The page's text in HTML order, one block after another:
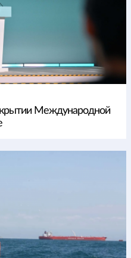
Международной